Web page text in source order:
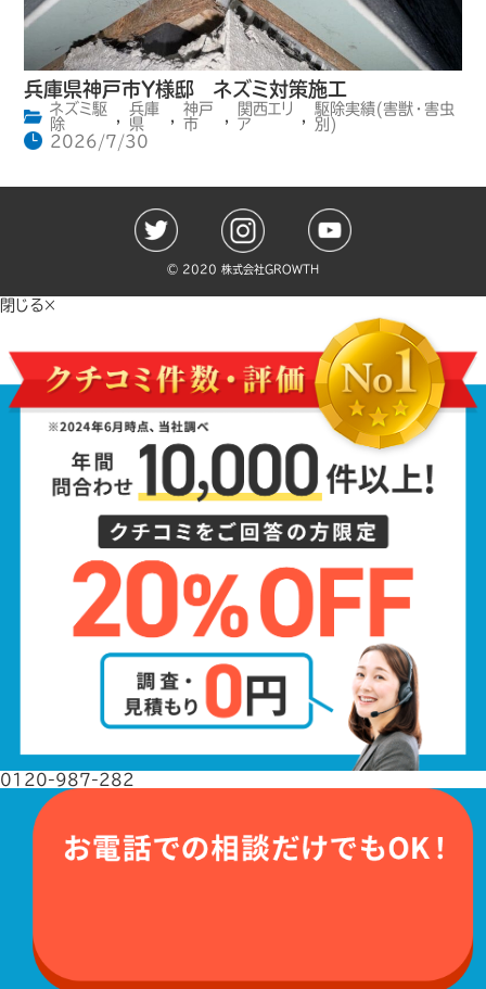
兵庫県神戸市Y様邸 ネズミ対策施工
ネズミ駆
除
,
兵庫
県
,
神戸
市
,
関西エリ
ア
,
駆除実績(害獣・害虫
別)
2026/7/30
©️ 2020 株式会社GROWTH
閉じる×
0120-987-282